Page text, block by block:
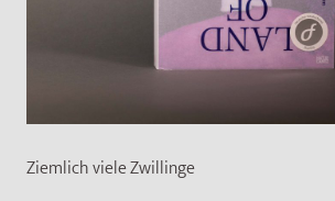
Ziemlich viele Zwillinge